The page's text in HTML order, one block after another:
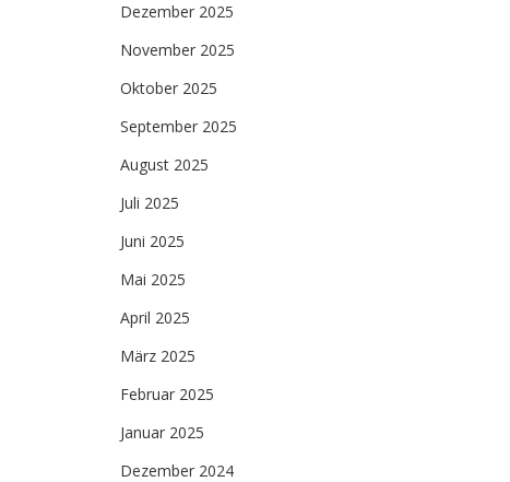
Dezember 2025
November 2025
Oktober 2025
September 2025
August 2025
Juli 2025
Juni 2025
Mai 2025
April 2025
März 2025
Februar 2025
Januar 2025
Dezember 2024